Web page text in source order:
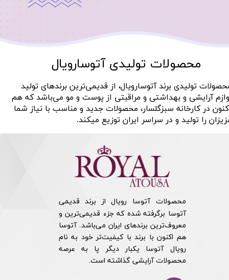
محصولات تولیدی آتوسارویال
تولیدی برند آتوسارویال، از قدیمی‌ترین برندهای تولید
آرایشی و بهداشتی و مراقبتی از پوست و مو می‌باشد که هم
در کارخانه سبزگلسار، محصولات جدید و مناسب با نیاز شما
را تولید و در سراسر ایران توزیع میکند.
محصولات آتوسا رویال از برند قدیمی
آتوسا برگرفته شده که جزء قدیمی‌ترین و
معروف‌ترین برندهای ایران می‌باشد. آتوسا
هم اکنون با برند با کیفیت‌تر خود به نام
رویال آتوسا یکبار دیگر پا به عرصه
محصولات آرایشی گذاشته است.​​​​​​​